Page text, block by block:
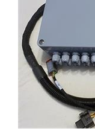
raziometriche -
molto compatto -
impermeabile a 48
bus